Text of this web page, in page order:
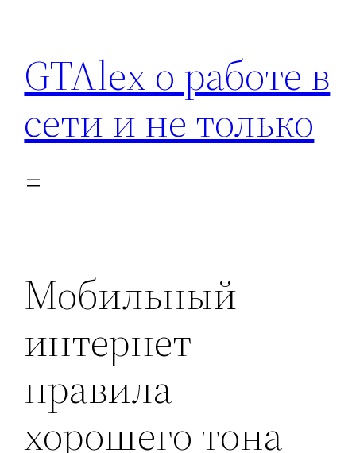
содержимому
GTAlex о работе в
сети и не только
Мобильный
интернет –
правила
хорошего тона